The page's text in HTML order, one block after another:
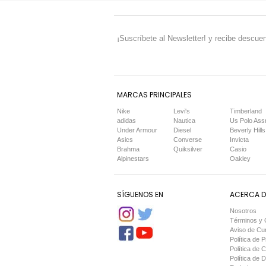
¡Suscríbete al Newsletter! y recibe
MARCAS PRINCIPALES
Nike
adidas
Under Armour
Asics
Brahma
Alpinestars
Levi's
Nautica
Diesel
Converse
Quiksilver
Timberland
Us Polo
Beverly Hills
Invicta
Casio
Oakley
SÍGUENOS EN ACERCA
Nosotros
Términos y
Aviso de
Política de
Política de
Política de